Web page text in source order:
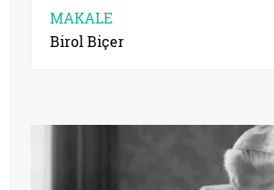
MAKALE
Birol Biçer